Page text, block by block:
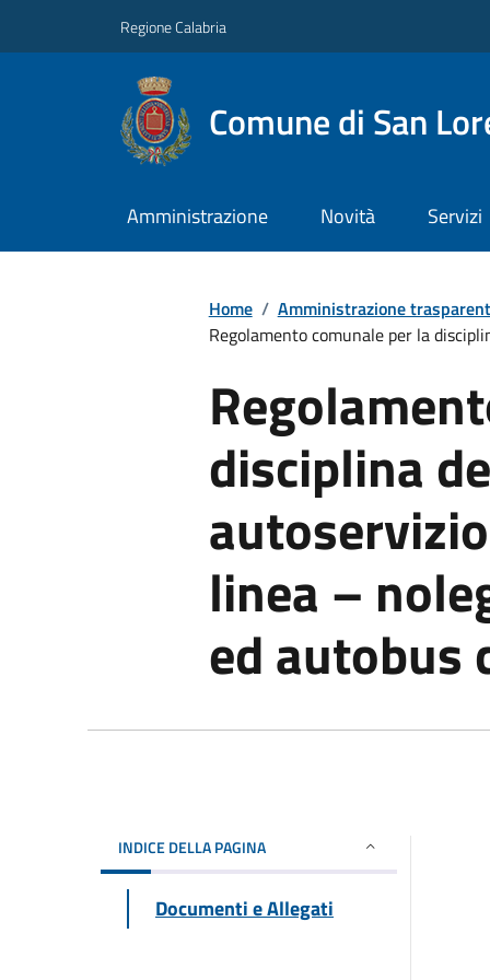
Regione Calabria
Comune di San
Amministrazione Novità Servizi
Home / Amministrazione
Regolamento comunale per la
disciplina
linea –
ed autobus
INDICE DELLA PAGINA
Documenti e Allegati